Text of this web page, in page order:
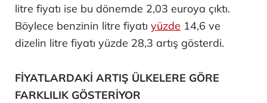
litre fiyatı ise bu dönemde 2,03 euroya çıktı.
Böylece benzinin litre fiyatı yüzde 14,6 ve
dizelin litre fiyatı yüzde 28,3 artış gösterdi.
FİYATLARDAKİ ARTIŞ ÜLKELERE GÖRE
FARKLILIK GÖSTERİYOR